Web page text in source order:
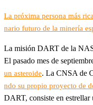
La próxima persona más
nario futuro de la minería
La misión DART de la
El pasado mes de
un asteroide. La CNSA de
ndo su propio proyecto de
DART, consiste en estrellar